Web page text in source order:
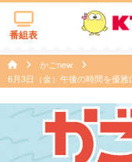
番組表
かごnew
6月3日（金）午後の時間を優